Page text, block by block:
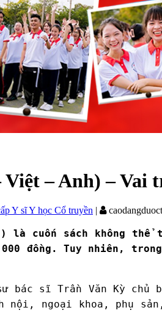
– Anh) – Vai
Y sĩ Y học Cổ truyền |
cuốn sách không thể
đồng. Tuy nhiên,
bác sĩ Trần Văn Kỳ chủ
nội, ngoại khoa, phụ